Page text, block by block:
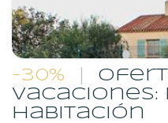
-30%
vacaciones:
habitación